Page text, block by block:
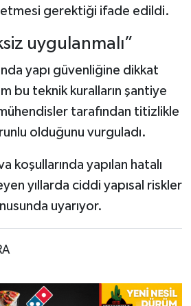
gerektiği ifade edildi.
uygulanmalı”
yapı güvenliğine dikkat
bu teknik kuralların şantiye
tarafından titizlikle
olduğunu vurguladı.
koşullarında yapılan hatalı
yıllarda ciddi yapısal riskler
uyarıyor.